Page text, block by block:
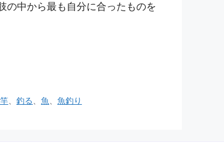
中から最も自分に合ったものを
、釣る 、魚 、魚釣り